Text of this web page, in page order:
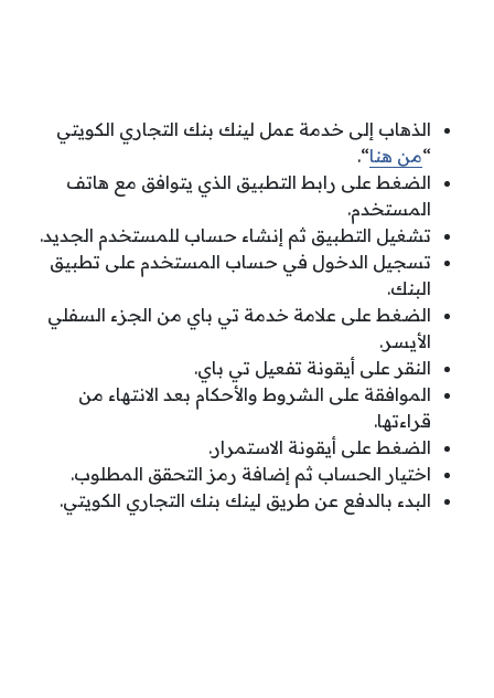
الذهاب إلى خدمة عمل لينك بنك التجاري الكويتي
“من هنا“.
الضغط على رابط التطبيق الذي يتوافق مع هاتف
المستخدم.
تشغيل التطبيق ثم إنشاء حساب للمستخدم الجديد.
تسجيل الدخول في حساب المستخدم على تطبيق
البنك.
الضغط على علامة خدمة تي باي من الجزء السفلي
الأيسر.
النقر على أيقونة تفعيل تي باي.
الموافقة على الشروط والأحكام بعد الانتهاء من
قراءتها.
الضغط على أيقونة الاستمرار.
اختيار الحساب ثم إضافة رمز التحقق المطلوب.
البدء بالدفع عن طريق لينك بنك التجاري الكويتي.